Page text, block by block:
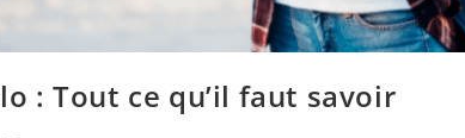
: Tout ce qu’il faut savoir